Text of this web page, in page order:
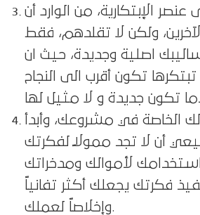
عنصر الإبتكارية، من الوارد أن
ولكن لا تقلدهم، فقط
اصلية وجديدة، حيث ان
تبتكرها تكون أقرب الى النجاح
الخاصة في مشروعك، وأبدأ
أن لا تجد ممولاً لفكرتك
لأموالك ومدخراتك
فكرتك يجعلك أكثر تفانياً
وإخلاصاً لعملك.